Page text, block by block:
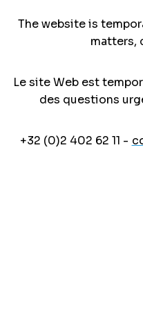
The website is
matters,
Le site Web est
des questions
+32 (0)2 402 62 11 -